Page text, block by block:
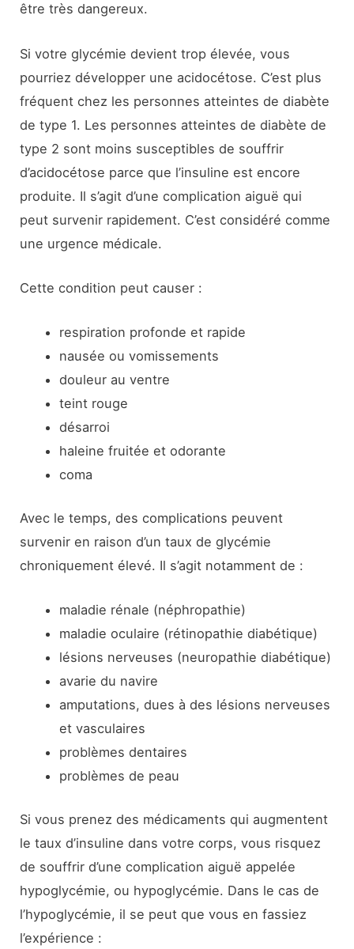
être très dangereux.
Si votre glycémie devient trop élevée, vous
pourriez développer une acidocétose. C’est plus
fréquent chez les personnes atteintes de diabète
de type 1. Les personnes atteintes de diabète de
type 2 sont moins susceptibles de souffrir
d’acidocétose parce que l’insuline est encore
produite. Il s’agit d’une complication aiguë qui
peut survenir rapidement. C’est considéré comme
une urgence médicale.
Cette condition peut causer :
respiration profonde et rapide
nausée ou vomissements
douleur au ventre
teint rouge
désarroi
haleine fruitée et odorante
coma
Avec le temps, des complications peuvent
survenir en raison d’un taux de glycémie
chroniquement élevé. Il s’agit notamment de :
maladie rénale (néphropathie)
maladie oculaire (rétinopathie diabétique)
lésions nerveuses (neuropathie diabétique)
avarie du navire
amputations, dues à des lésions nerveuses
et vasculaires
problèmes dentaires
problèmes de peau
Si vous prenez des médicaments qui augmentent
le taux d’insuline dans votre corps, vous risquez
de souffrir d’une complication aiguë appelée
hypoglycémie, ou hypoglycémie. Dans le cas de
l’hypoglycémie, il se peut que vous en fassiez
l’expérience :